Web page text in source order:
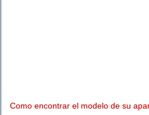
Como encontrar el modelo de su